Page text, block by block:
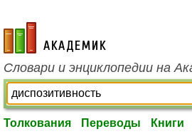
academic.ru
Словари и энциклопедии на
Толкования Переводы Книги